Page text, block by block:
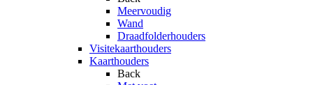
Meervoudig
Wand
Draadfolderhouders
Visitekaarthouders
Kaarthouders
Back